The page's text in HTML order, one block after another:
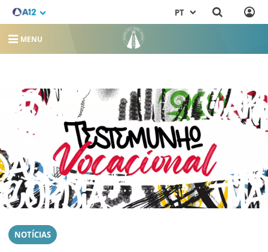
PT
MENU
NOTÍCIAS